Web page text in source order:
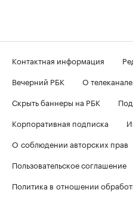
Контактная информация
Вечерний РБК
О телеканале
Скрыть баннеры на РБК
Корпоративная подписка
О соблюдении авторских прав
Пользовательское соглашение
Политика в отношении